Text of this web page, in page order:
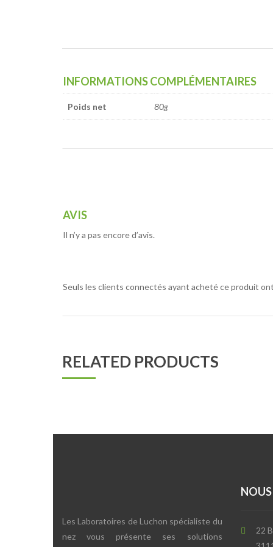
INFORMATIONS COMPLÉMENTAIRES
Poids net 80g
AVIS
Il n’y a pas encore d’avis.
Seuls les clients connectés ayant acheté ce produit
RELATED PRODUCTS
Les Laboratoires de Luchon spécialiste du
nez vous présente ses solutions
22